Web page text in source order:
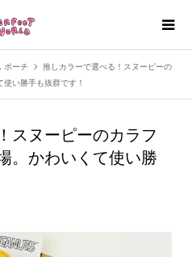
, ポーチ
推しカラーで選べる！スヌーピーの
い勝手も抜群です！
スヌーピーのカラフ
。かわいくて使い勝